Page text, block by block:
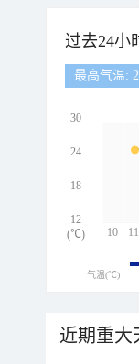
过去24小
最高气温:
10 11
30
24
18
12
(℃)
气温(℃)
近期重大